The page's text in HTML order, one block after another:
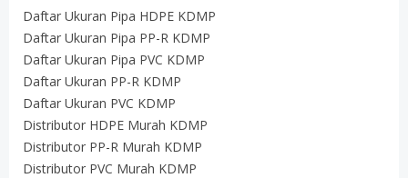
Daftar Ukuran Pipa HDPE KDMP
Daftar Ukuran Pipa PP-R KDMP
Daftar Ukuran Pipa PVC KDMP
Daftar Ukuran PP-R KDMP
Daftar Ukuran PVC KDMP
Distributor HDPE Murah KDMP
Distributor PP-R Murah KDMP
Distributor PVC Murah KDMP